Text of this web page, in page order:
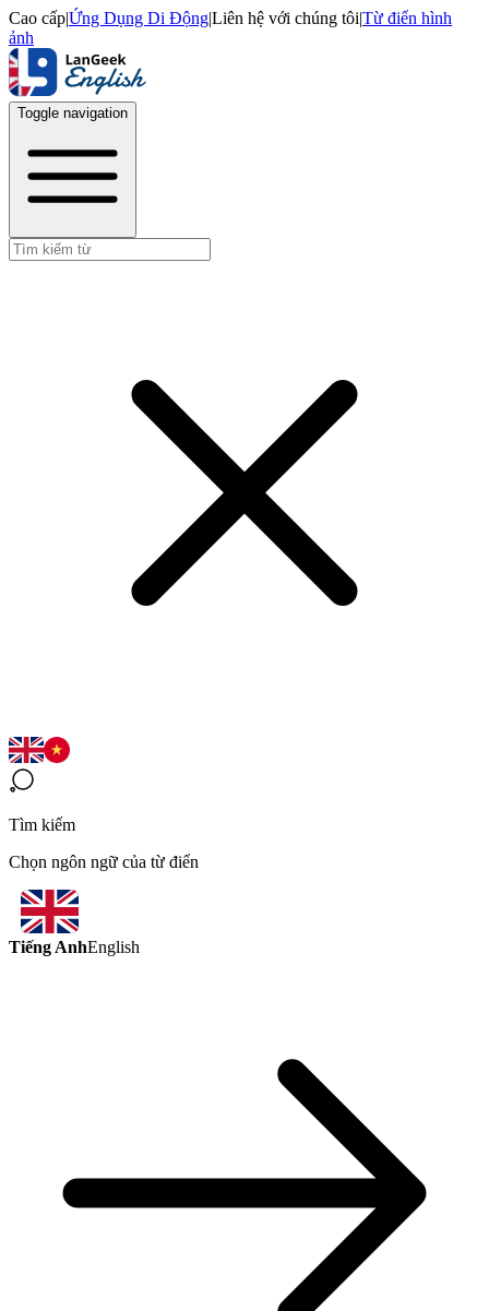
Cao cấp|Ứng Dụng Di Động|Liên hệ với chúng tôi|Từ điển hình
ảnh
Toggle navigation
Tìm kiếm
Chọn ngôn ngữ của từ điển
Tiếng AnhEnglish